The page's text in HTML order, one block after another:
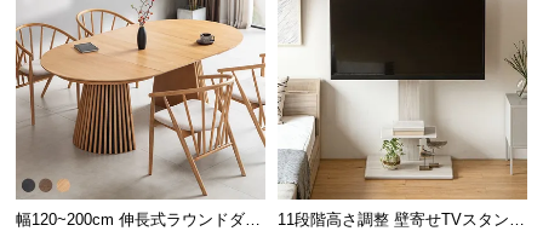
幅120~200cm 伸長式ラウンドダイ
11段階高さ調整 壁寄せTVスタンド